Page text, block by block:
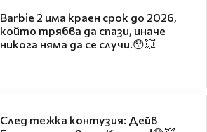
Barbie 2 има краен срок до 2026,
който трябва да спази, иначе
никога няма да се случи.😯💥
След тежка контузия: Дейв